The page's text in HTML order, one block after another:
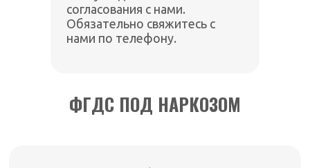
согласования с нами.
Обязательно свяжитесь с
нами по телефону.
ФГДС ПОД НАРКОЗОМ